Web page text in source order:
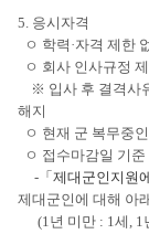
5. 응시자격
ㅇ 학력·자격 제한
ㅇ 회사 인사규정
※ 입사 후 결격사
해지
ㅇ 현재 군 복무중
ㅇ 접수마감일 기
- 「제대군인지원
제대군인에 대해 아
(1년 미만 : 1세, 1